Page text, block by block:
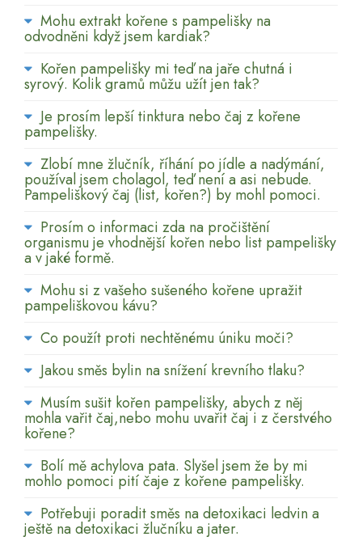
Mohu extrakt kořene s pampelišky na
odvodněni když jsem kardiak?
Kořen pampelišky mi teď na jaře chutná i
syrový. Kolik gramů můžu užít jen tak?
Je prosím lepší tinktura nebo čaj z kořene
pampelišky.
Zlobí mne žlučník, říhání po jídle a nadýmání,
používal jsem cholagol, teď není a asi nebude.
Pampeliškový čaj (list, kořen?) by mohl pomoci.
Prosím o informaci zda na pročištění
organismu je vhodnější kořen nebo list pampelišky
a v jaké formě.
Mohu si z vašeho sušeného kořene upražit
pampeliškovou kávu?
Co použít proti nechtěnému úniku moči?
Jakou směs bylin na snížení krevního tlaku?
Musím sušit kořen pampelišky, abych z něj
mohla vařit čaj,nebo mohu uvařit čaj i z čerstvého
kořene?
Bolí mě achylova pata. Slyšel jsem že by mi
mohlo pomoci pití čaje z kořene pampelišky.
Potřebuji poradit směs na detoxikaci ledvin a
ještě na detoxikaci žlučníku a jater.